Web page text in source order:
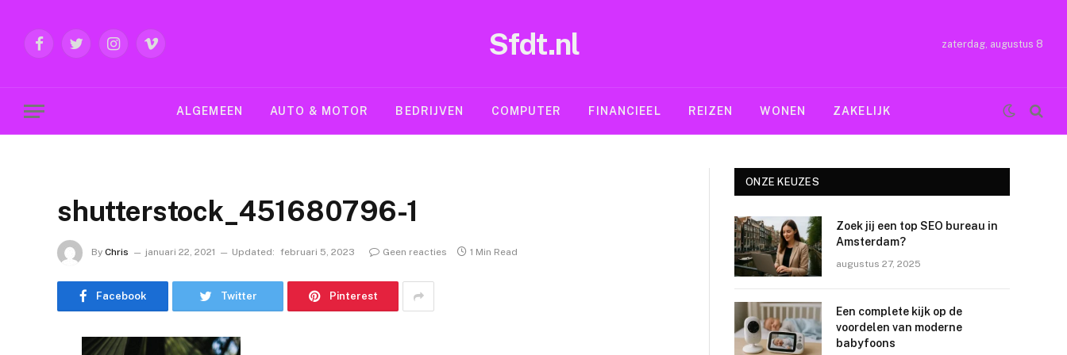
FacebookTwitterInstagram
Vimeo Sfdt.nl zaterdag, augustus 8
ALGEMEEN AUTO & MOTOR BEDRIJVEN COMPUTER FINANCIEEL REIZEN WONEN ZAKELIJK
shutterstock_451680796-1
By Chris januari 22, 2021 Updated: februari 5, 2023 Geen reacties 1 Min Read
Facebook Twitter Pinterest
ONZE KEUZES
Zoek jij een top SEO bureau in
Amsterdam?
augustus 27, 2025
Een complete kijk op de
voordelen van moderne
babyfoons